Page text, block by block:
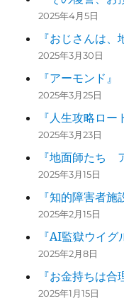
2025年4月5日
『おじさんは、
2025年3月30日
『アーモンド』
2025年3月25日
『人生攻略ロー
2025年3月23日
『地面師たち
2025年3月15日
『知的障害者施
2025年2月15日
『AI監獄ウイグ
2025年2月8日
『お金持ちは合
2025年1月15日